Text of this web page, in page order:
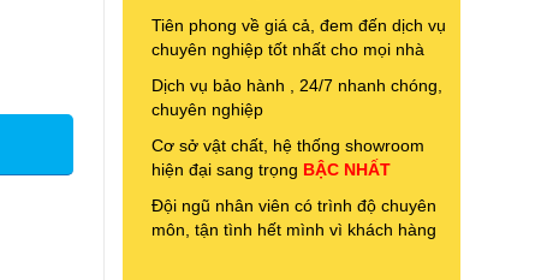
Tiên phong về giá cả, đem đến dịch vụ
chuyên nghiệp tốt nhất cho mọi nhà
Dịch vụ bảo hành , 24/7 nhanh chóng,
chuyên nghiệp
Cơ sở vật chất, hệ thống showroom
hiện đại sang trọng BẬC NHẤT
Đội ngũ nhân viên có trình độ chuyên
môn, tận tình hết mình vì khách hàng